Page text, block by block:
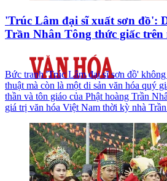
'Trúc Lâm đại sĩ xuất sơn đồ':
Trần Nhân Tông thức giấc trên
Bức tranh 'Trúc Lâm đại sĩ sơn đồ'
thuật mà còn là một di sản văn hóa quý
thần và tôn giáo của Phật hoàng Trần
giá trị văn hóa Việt Nam thời kỳ nhà